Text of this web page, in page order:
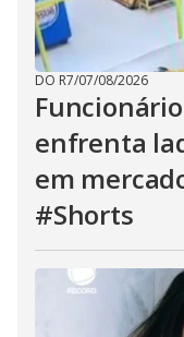
DO R7/07/08/2026
enfrenta
em
#Shorts